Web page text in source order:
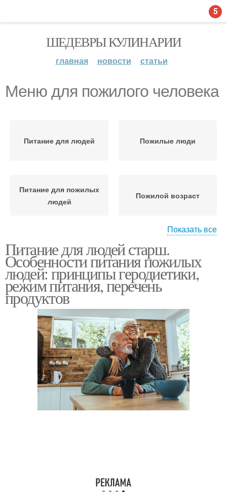
ШЕДЕВРЫ КУЛИНАРИИ
главная новости статьи
Меню для пожилого человека
Питание для людей Пожилые люди
Питание для пожилых
людей
Пожилой возраст
Пожилые продукты
людей
Питания для пожилых
людей
человека
Примерное меню
Показать все
Питание для людей старш.
Особенности питания пожилых
людей: принципы геродиетики,
режим питания, перечень
продуктов
5